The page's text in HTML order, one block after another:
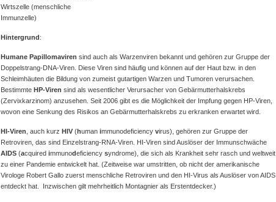
Wirtszelle (menschliche
Immunzelle)
Hintergrund:
Humane Papillomaviren sind auch als Warzenviren bekannt und gehören zur Gruppe der
Doppelstrang-DNA-Viren. Diese Viren sind häufig und können auf der Haut bzw. in den
Schleimhäuten die Bildung von zumeist gutartigen Warzen und Tumoren verursachen.
Bestimmte HP-Viren sind als wesentlicher Verursacher von Gebärmutterhalskrebs
(Zervixkarzinom) anzusehen. Seit 2006 gibt es die Möglichkeit der Impfung gegen HP-Viren,
wovon eine Senkung des Risikos an Gebärmutterhalskrebs zu erkranken erwartet wird.
HI-Viren , auch kurz HIV(humanimmunodeficiency virus), gehören zur Gruppe der
Retroviren, das sind Einzelstrang-RNA-Viren. HI-Viren sind Auslöser der Immunschwäche
AIDS (acquired immunodeficiency syndrome), die sich als Krankheit sehr rasch und weltweit
zu einer Pandemie entwickelt hat. (Zeitweise war umstritten, ob nicht der amerikanische
Virologe Robert Gallo zuerst menschliche Retroviren und den HI-Virus als Auslöser von AIDS
entdeckt hat. Inzwischen gilt mehrheitlich Montagnier als Erstentdecker.)